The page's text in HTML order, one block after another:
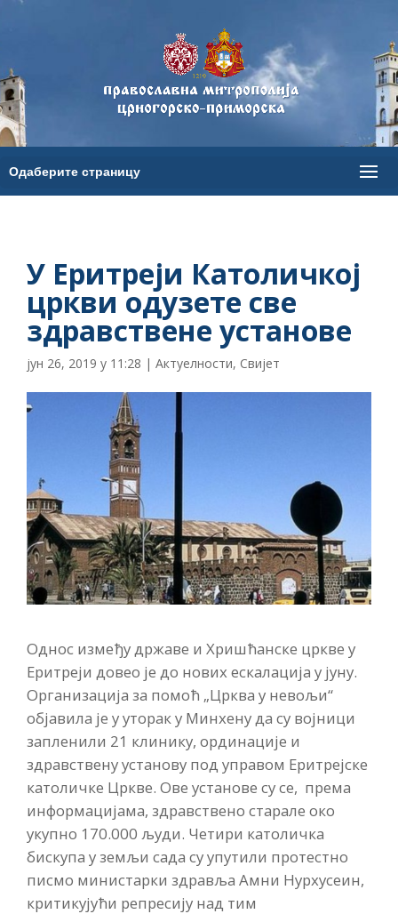
У Еритреји Католичкој
цркви одузете све
здравствене установе
јун 26, 2019 у 11:28 | Актуелности, Свијет
Однос између државе и Хришћанске цркве у
Еритреји довео је до нових ескалација у јуну.
Организација за помоћ „Црква у невољи“
објавила је у уторак у Минхену да су војници
запленили 21 клинику, ординације и
здравствену установу под управом Еритрејске
католичке Цркве. Ове установе су се, према
информацијама, здравствено старале око
укупно 170.000 људи. Четири католичка
бискупа у земљи сада су упутили протестно
писмо министарки здравља Амни Нурхусеин,
критикујући репресију над тим